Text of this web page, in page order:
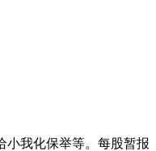
我化保举等。每股暂报